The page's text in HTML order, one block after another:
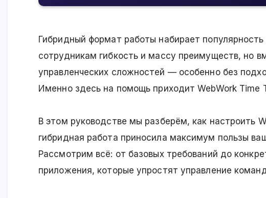
Гибридный формат работы набирает
сотрудникам гибкость и массу преимуществ, но
управленческих сложностей — особенно без
Именно здесь на помощь приходит WebWork Time
В этом руководстве мы разберём, как настроить
гибридная работа приносила максимум пользы
Рассмотрим всё: от базовых требований до
приложения, которые упростят управление